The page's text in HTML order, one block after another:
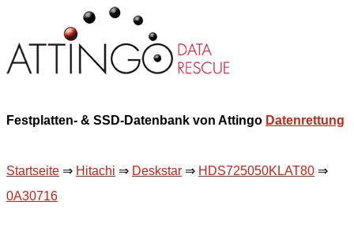
Festplatten- & SSD-Datenbank von Attingo Datenrettung
Startseite ⇒ Hitachi ⇒ Deskstar ⇒ HDS725050KLAT80 ⇒
0A30716